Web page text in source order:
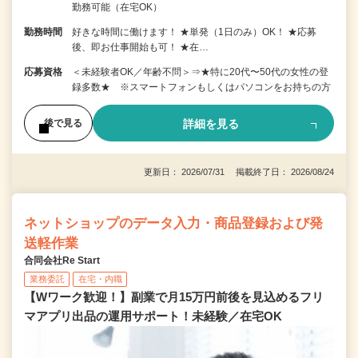
勤務可能（在宅OK）
勤務時間
好きな時間に働けます！ ★単発（1日のみ）OK！ ★応募
後、即お仕事開始も可！ ★在…
応募資格
＜未経験者OK／年齢不問＞⇒★特に20代〜50代の女性の登
録多数★ ※スマートフォンもしくはパソコンをお持ちの方
後で見る 詳細を見る
更新日： 2026/07/31 掲載終了日： 2026/08/24
ネットショップのデータ入力・商品登録および発
送軽作業
合同会社Re Start
業務委託 在宅・内職
【Wワーク歓迎！】副業で月15万円前後を見込めるフリ
マアプリ出品の運用サポート！未経験／在宅OK